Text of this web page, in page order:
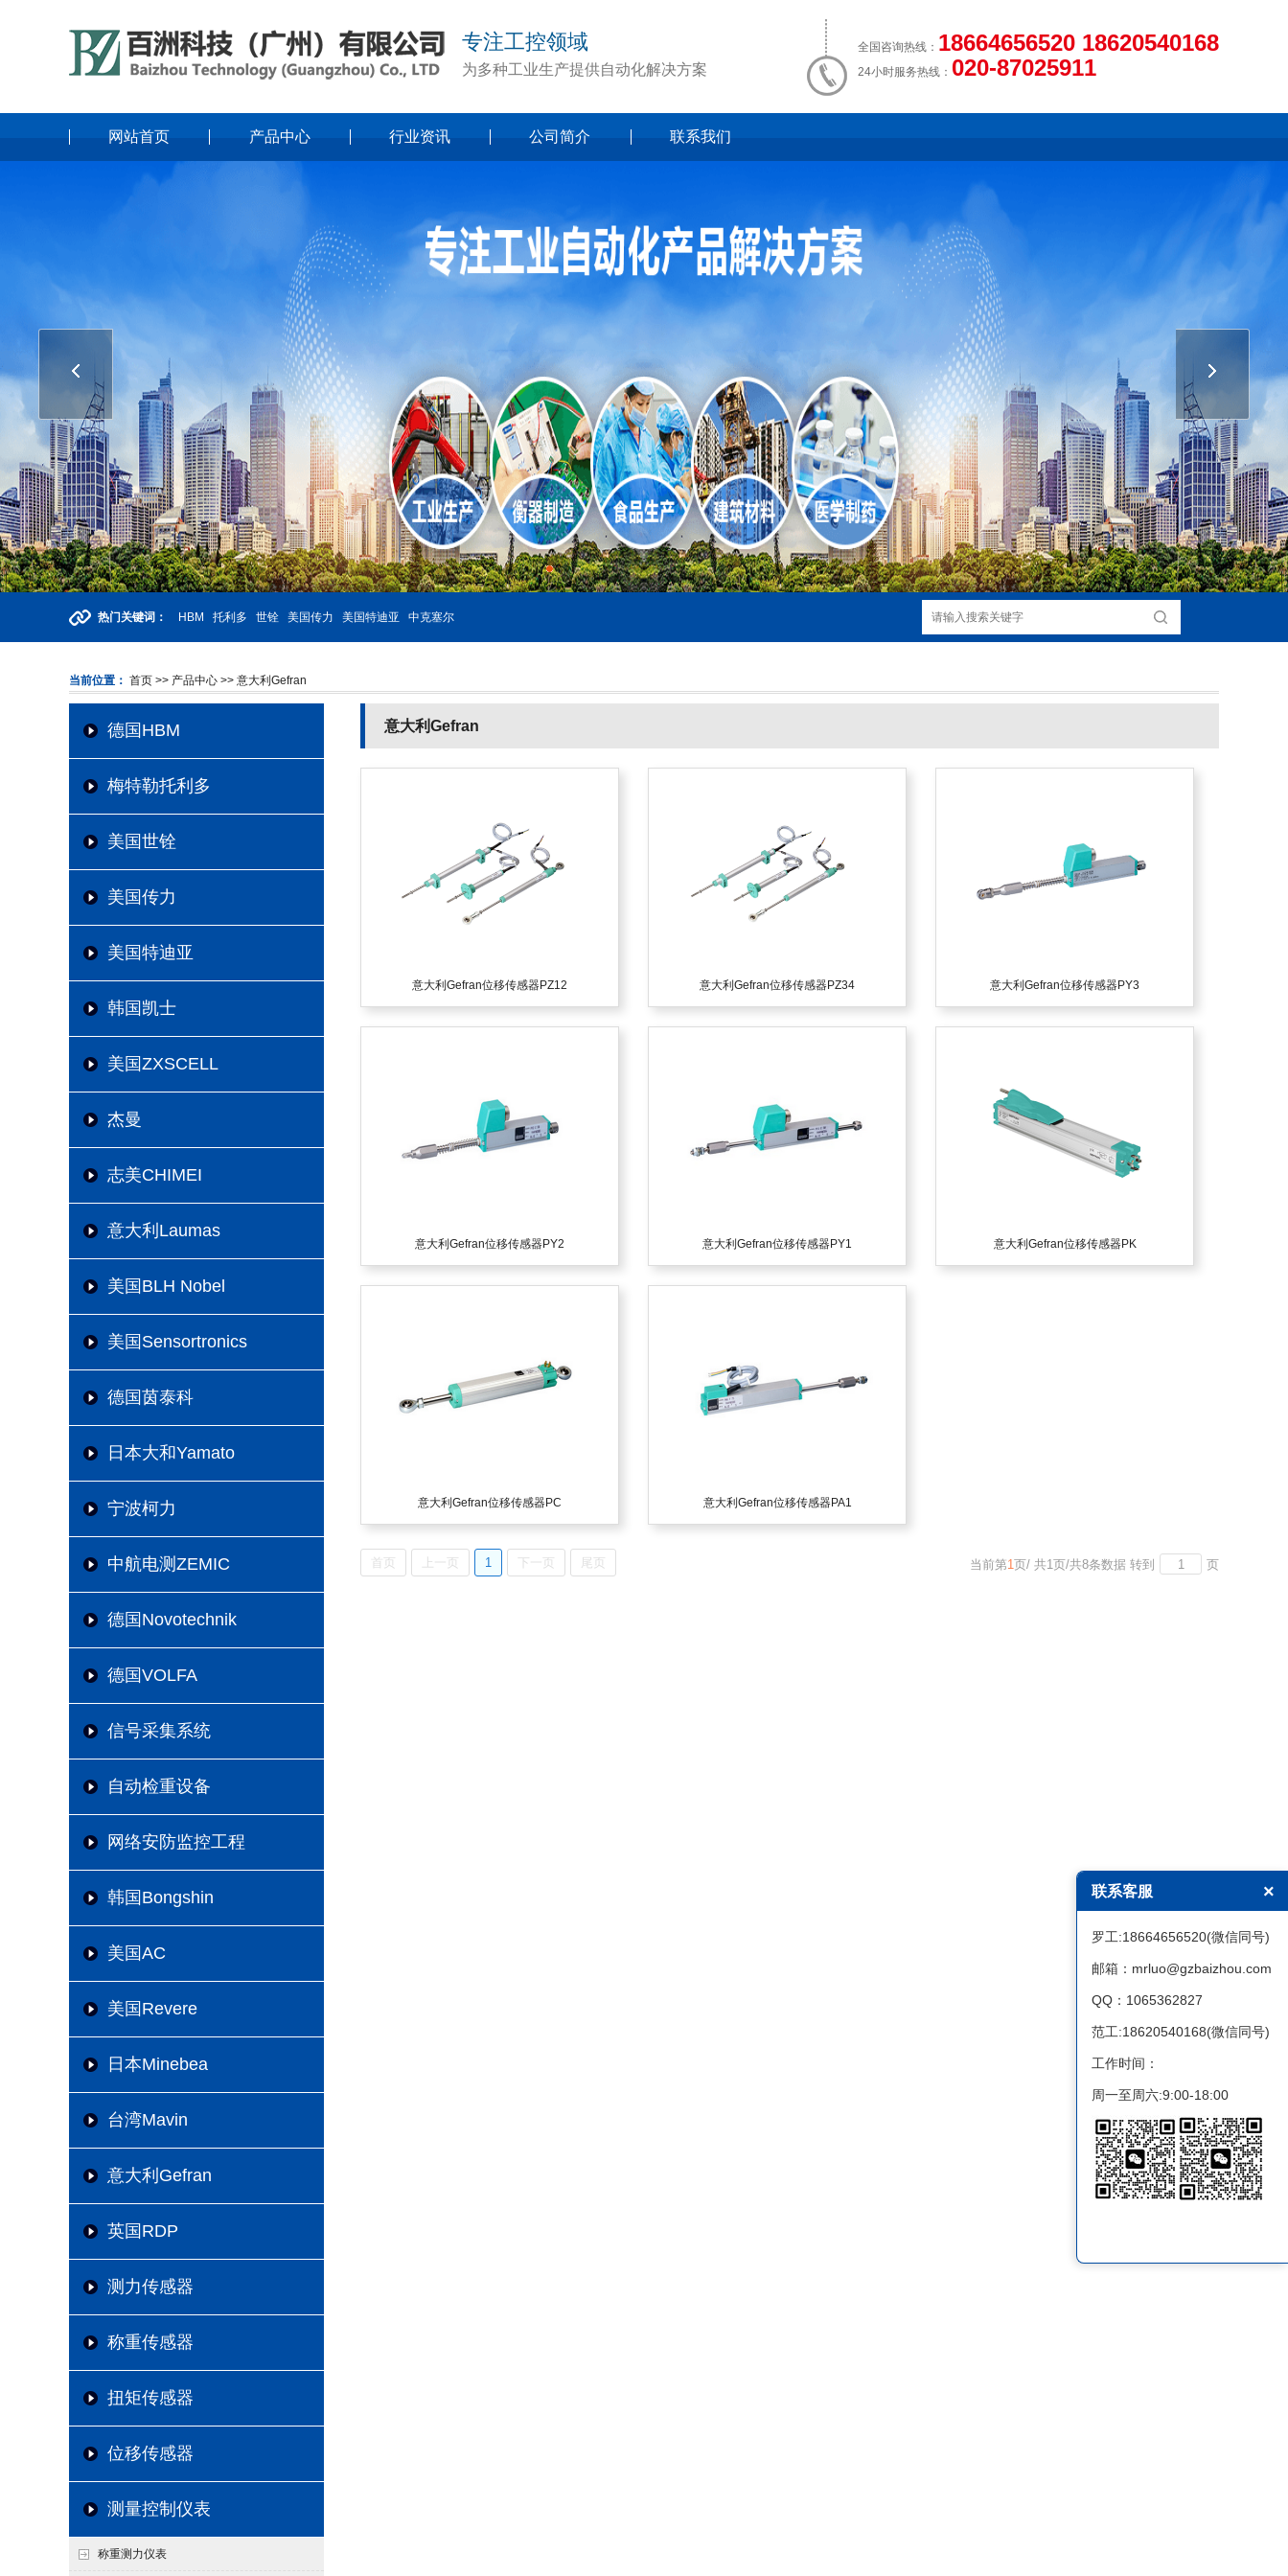
专注工控领域
为多种工业生产提供自动化解决方案
全国咨询热线： 18664656520 18620540168
24小时服务热线： 020-87025911
网站首页 产品中心 行业资讯 公司简介 联系我们
0
热门关键词： HBM 托利多 世铨 美国传力 美国特迪亚 中克塞尔
当前位置： 首页 >> 产品中心 >> 意大利Gefran
德国HBM
梅特勒托利多
美国世铨
美国传力
美国特迪亚
韩国凯士
美国ZXSCELL
杰曼
志美CHIMEI
意大利Laumas
美国BLH Nobel
美国Sensortronics
德国茵泰科
日本大和Yamato
宁波柯力
中航电测ZEMIC
德国Novotechnik
德国VOLFA
信号采集系统
自动检重设备
网络安防监控工程
韩国Bongshin
美国AC
美国Revere
日本Minebea
台湾Mavin
意大利Gefran
英国RDP
测力传感器
称重传感器
扭矩传感器
位移传感器
测量控制仪表
称重测力仪表
意大利Gefran
意大利Gefran位移传感器PZ12 意大利Gefran位移传感器PZ34 意大利Gefran位移传感器PY3
意大利Gefran位移传感器PY2 意大利Gefran位移传感器PY1 意大利Gefran位移传感器PK
意大利Gefran位移传感器PC 意大利Gefran位移传感器PA1
首页 上一页 1 下一页 尾页 当前第1页/ 共1页/共8条数据 转到 页
联系客服 ×
罗工:18664656520(微信同号)
邮箱：mrluo@gzbaizhou.com
QQ：1065362827
范工:18620540168(微信同号)
工作时间：
周一至周六:9:00-18:00